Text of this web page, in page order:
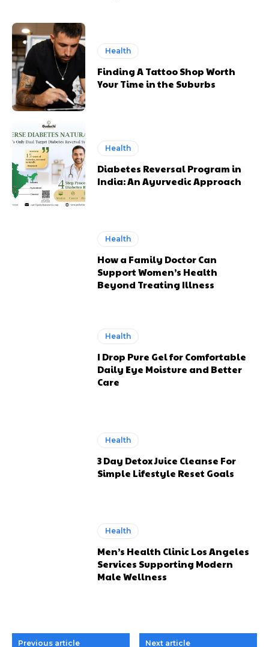
Health
Finding A Tattoo Shop Worth
Your Time in the Suburbs
Health
Diabetes Reversal Program in
India: An Ayurvedic Approach
Health
How a Family Doctor Can
Support Women’s Health
Beyond Treating Illness
Health
I Drop Pure Gel for Comfortable
Daily Eye Moisture and Better
Care
Health
3 Day Detox Juice Cleanse For
Simple Lifestyle Reset Goals
Health
Men’s Health Clinic Los Angeles
Services Supporting Modern
Male Wellness
Previous article Next article